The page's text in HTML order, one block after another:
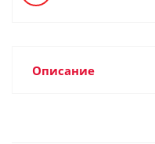
Описание